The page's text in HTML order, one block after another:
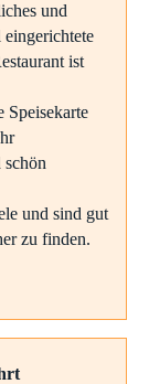
und
ist
Speisekarte
schön
und sind gut
zu finden.